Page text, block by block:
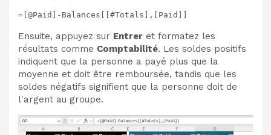
=[@Paid]-Balances[[#Totals],[Paid]]
Ensuite, appuyez sur Entrer et formatez les
résultats comme Comptabilité. Les soldes positifs
indiquent que la personne a payé plus que la
moyenne et doit être remboursée, tandis que les
soldes négatifs signifient que la personne doit de
l'argent au groupe.